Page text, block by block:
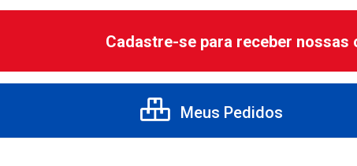
Cadastre-se para receber nossas
Meus Pedidos